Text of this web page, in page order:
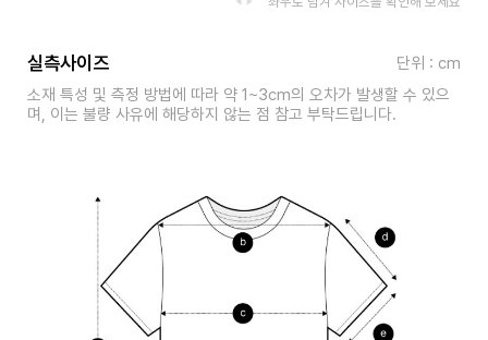
실측사이즈
단위 : cm
소재 특성 및 측정 방법에 따라 약 1~3cm의 오차가 발생할 수 있으
며, 이는 불량 사유에 해당하지 않는 점 참고 부탁드립니다.